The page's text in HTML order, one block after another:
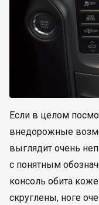
Если в целом
внедорожные
выглядит очень
с понятным
консоль обита
скруглены, ноге